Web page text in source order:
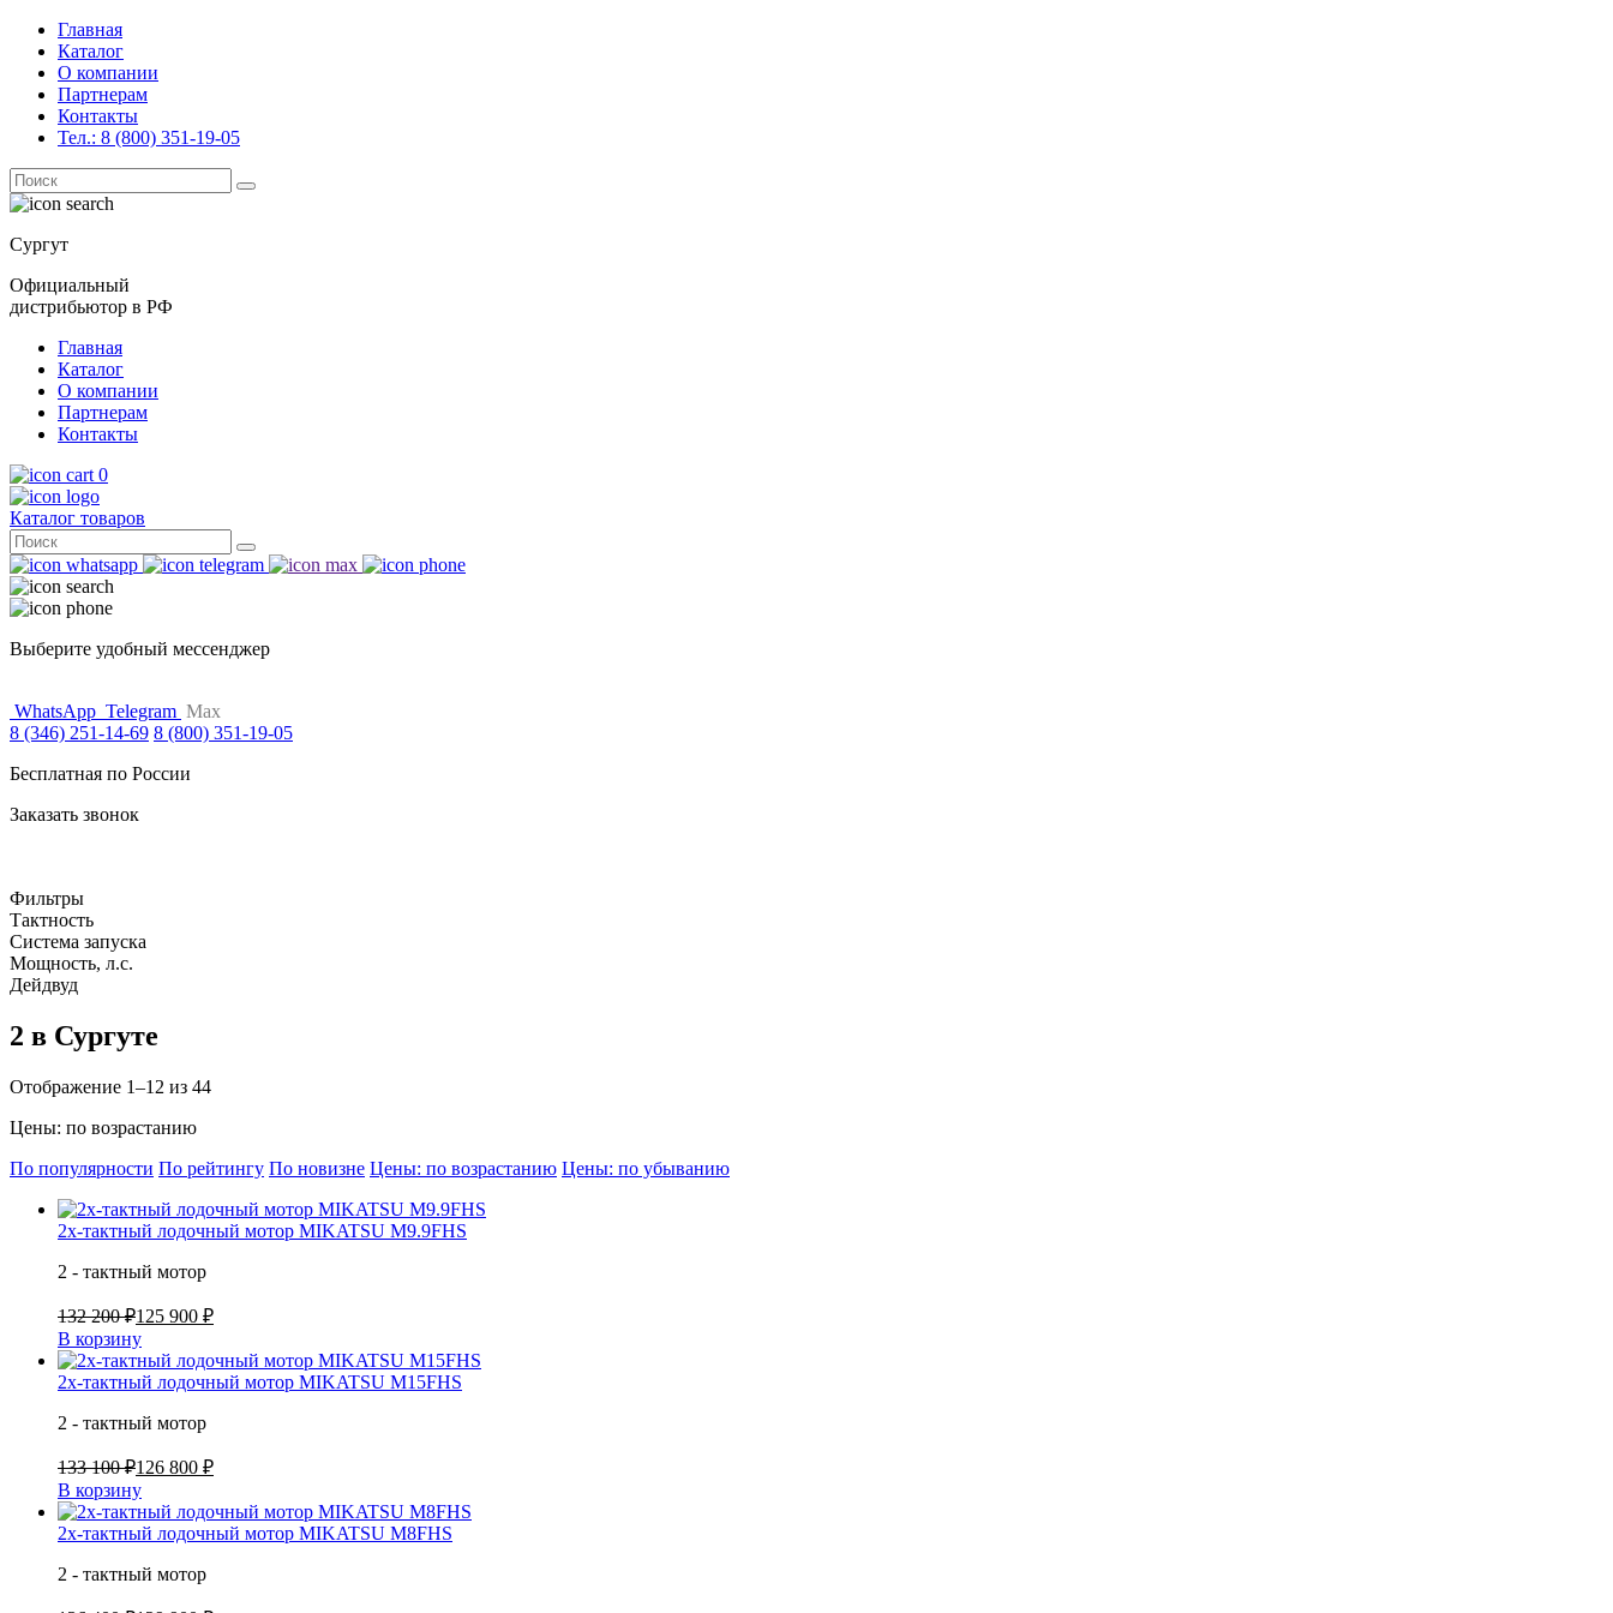
Главная
Каталог
О компании
Партнерам
Контакты
Тел.: 8 (800) 351-19-05
Поиск
for:
Сургут
Официальный
дистрибьютор в РФ
Главная
Каталог
О компании
Партнерам
Контакты
0
Каталог товаров
Поиск
for:
Выберите удобный мессенджер
WhatsApp Telegram Max
8 (346) 251-14-69 8 (800) 351-19-05
Бесплатная по России
Заказать звонок
Фильтры
Тактность
Система запуска
Мощность, л.с.
Дейдвуд
2 в Сургуте
Отображение 1–12 из 44
Цены: по возрастанию
По популярности По рейтингу По новизне Цены: по возрастанию Цены: по убыванию
2х-тактный лодочный мотор MIKATSU M9.9FHS
2 - тактный мотор
132 200 ₽125 900 ₽
В корзину
2х-тактный лодочный мотор MIKATSU M15FHS
2 - тактный мотор
133 100 ₽126 800 ₽
В корзину
2х-тактный лодочный мотор MIKATSU M8FHS
2 - тактный мотор